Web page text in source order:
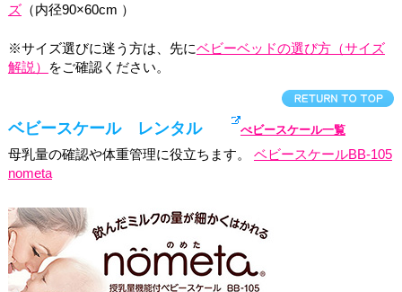
ズ（内径90×60cm ）
※サイズ選びに迷う方は、先にベビーベッドの選び方（サイズ
解説）
をご確認ください。
ベビースケール レンタル べビースケール一覧
母乳量の確認や体重管理に役立ちます。 ベビースケールBB-105
nometa